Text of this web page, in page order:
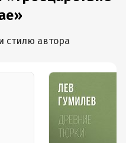
стилю автора